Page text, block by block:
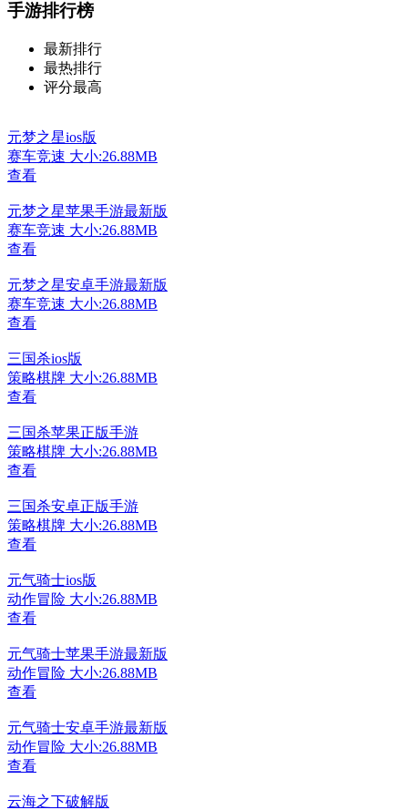
手游排行榜
最新排行
最热排行
评分最高
元梦之星ios版
赛车竞速 大小:26.88MB
查看
元梦之星苹果手游最新版
赛车竞速 大小:26.88MB
查看
元梦之星安卓手游最新版
赛车竞速 大小:26.88MB
查看
三国杀ios版
策略棋牌 大小:26.88MB
查看
三国杀苹果正版手游
策略棋牌 大小:26.88MB
查看
三国杀安卓正版手游
策略棋牌 大小:26.88MB
查看
元气骑士ios版
动作冒险 大小:26.88MB
查看
元气骑士苹果手游最新版
动作冒险 大小:26.88MB
查看
元气骑士安卓手游最新版
动作冒险 大小:26.88MB
查看
云海之下破解版